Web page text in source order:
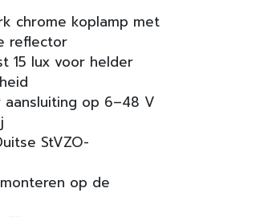
chrome koplamp met
reflector
15 lux voor helder
aansluiting op 6–48 V
StVZO-
op de